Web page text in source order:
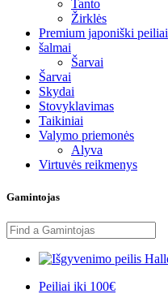
Tanto
Žirklės
Premium japoniški peiliai
šalmai
Šarvai
Šarvai
Skydai
Stovyklavimas
Taikiniai
Valymo priemonės
Alyva
Virtuvės reikmenys
Gamintojas
Peiliai iki 100€